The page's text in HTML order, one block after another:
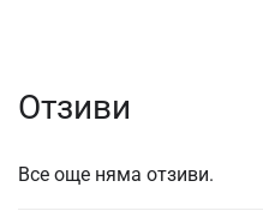
Отзиви
Все още няма отзиви.